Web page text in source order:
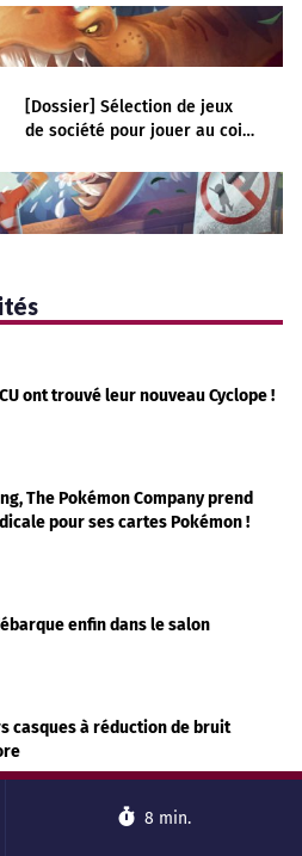
[Dossier] Sélection de jeux
de société pour jouer au coin
ont trouvé leur nouveau Cyclope !
The Pokémon Company prend
pour ses cartes Pokémon !
enfin dans le salon
casques à réduction de bruit
8 min.